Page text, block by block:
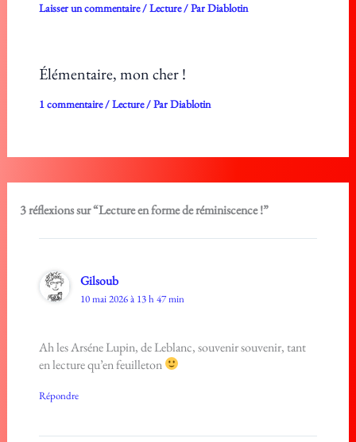
Laisser un commentaire/Lecture/ ParDiablotin
Élémentaire, mon cher !
1 commentaire/Lecture/ ParDiablotin
3 réflexions sur “Lecture en forme de réminiscence !”
Gilsoub
10 mai 2026 à 13 h 47 min
Ah les Arséne Lupin, de Leblanc, souvenir souvenir, tant
en lecture qu’en feuilleton
Répondre